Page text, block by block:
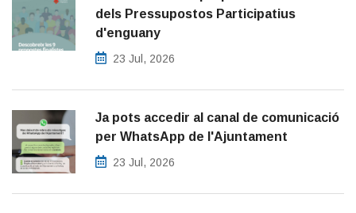
dels Pressupostos Participatius
d'enguany
23 Jul, 2026
Ja pots accedir al canal de comunicació
per WhatsApp de l'Ajuntament
23 Jul, 2026